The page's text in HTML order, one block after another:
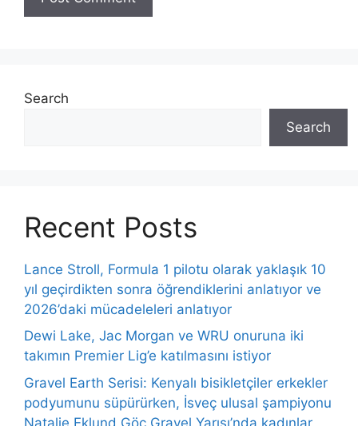
Search
Search
Recent Posts
Lance Stroll, Formula 1 pilotu olarak yaklaşık 10
yıl geçirdikten sonra öğrendiklerini anlatıyor ve
2026’daki mücadeleleri anlatıyor
Dewi Lake, Jac Morgan ve WRU onuruna iki
takımın Premier Lig’e katılmasını istiyor
Gravel Earth Serisi: Kenyalı bisikletçiler erkekler
podyumunu süpürürken, İsveç ulusal şampiyonu
Natalie Eklund Göç Gravel Yarışı’nda kadınlar